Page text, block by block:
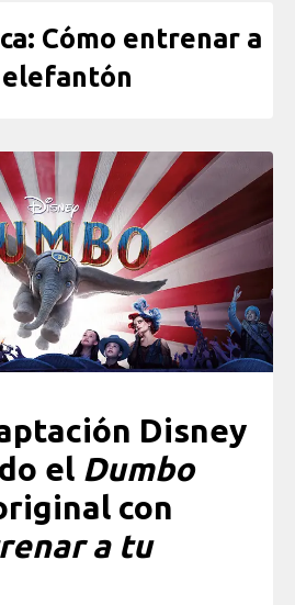
Cómo entrenar a
Disney
el Dumbo
con
a tu